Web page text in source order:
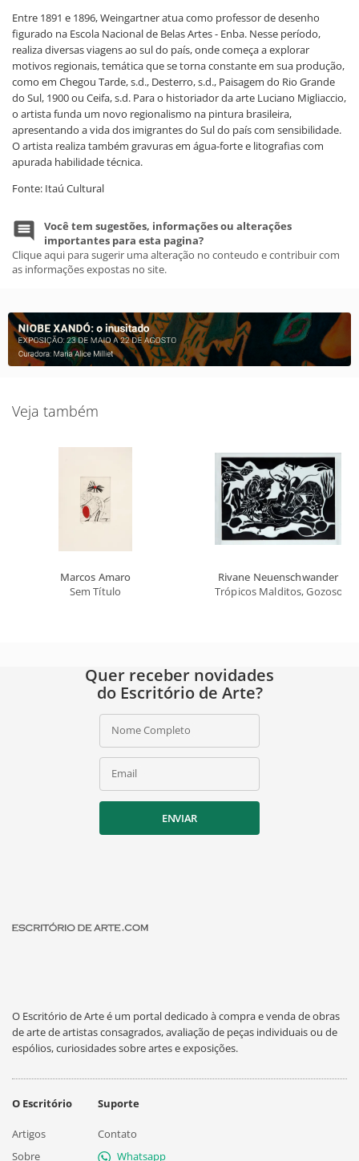
Entre 1891 e 1896, Weingartner atua como professor de desenho
figurado na Escola Nacional de Belas Artes - Enba. Nesse período,
realiza diversas viagens ao sul do país, onde começa a explorar
motivos regionais, temática que se torna constante em sua produção,
como em Chegou Tarde, s.d., Desterro, s.d., Paisagem do Rio Grande
do Sul, 1900 ou Ceifa, s.d. Para o historiador da arte Luciano Migliaccio,
o artista funda um novo regionalismo na pintura brasileira,
apresentando a vida dos imigrantes do Sul do país com sensibilidade.
O artista realiza também gravuras em água-forte e litografias com
apurada habilidade técnica.
Fonte: Itaú Cultural
Você tem sugestões, informações ou alterações
importantes para esta pagina?
Clique aqui para sugerir uma alteração no conteudo e contribuir com
as informações expostas no site.
Veja também
Marcos Amaro
Sem Título
Rivane Neuenschwander
Trópicos Malditos, Gozosos
Quer receber novidades
do Escritório de Arte?
Nome Completo
Email
ENVIAR
O Escritório de Arte é um portal dedicado à compra e venda de obras
de arte de artistas consagrados, avaliação de peças individuais ou de
espólios, curiosidades sobre artes e exposições.
O Escritório
Artigos
Sobre
Suporte
Contato
Whatsapp